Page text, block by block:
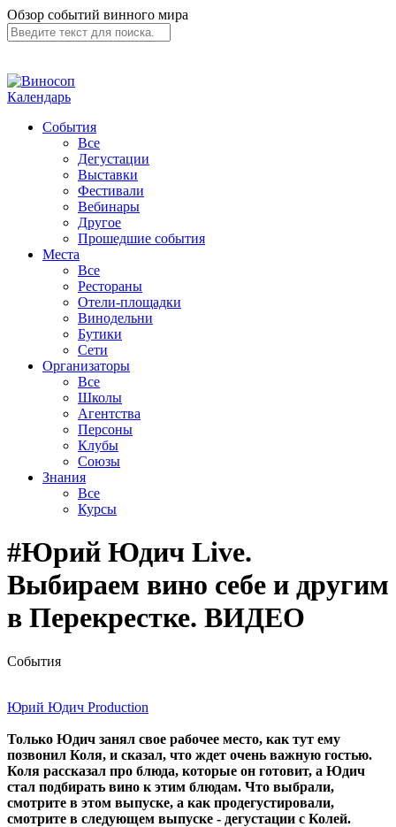
Обзор событий винного мира
Календарь
События
Все
Дегустации
Выставки
Фестивали
Вебинары
Другое
Прошедшие события
Места
Все
Рестораны
Отели-площадки
Винодельни
Бутики
Сети
Организаторы
Все
Школы
Агентства
Персоны
Клубы
Союзы
Знания
Все
Курсы
#Юрий Юдич Live.
Выбираем вино себе и другим
в Перекрестке. ВИДЕО
События
Юрий Юдич Production
Только Юдич занял свое рабочее место, как тут ему
позвонил Коля, и сказал, что ждет очень важную гостью.
Коля рассказал про блюда, которые он готовит, а Юдич
стал подбирать вино к этим блюдам. Что выбрали,
смотрите в этом выпуске, а как продегустировали,
смотрите в следующем выпуске - дегустации с Колей.